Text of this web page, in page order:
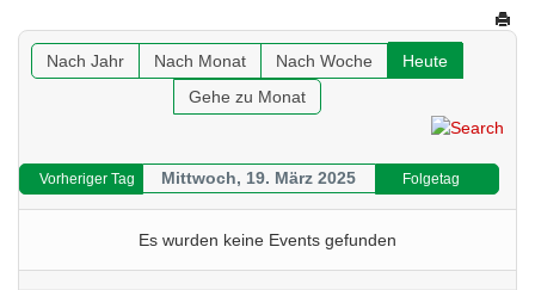
E-Mail senden
Anfahrt via Google Maps planen
Nach Jahr Nach Monat Nach Woche
Heute
Gehe zu Monat
Vorheriger Tag Mittwoch, 19. März 2025 Folgetag
Es wurden keine Events gefunden